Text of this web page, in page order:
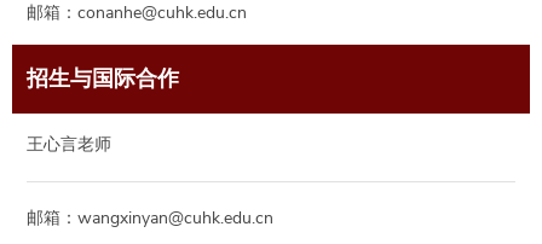
邮箱： conanhe@cuhk.edu.cn
招生与国际合作
王心言老师
邮箱： wangxinyan@cuhk.edu.cn